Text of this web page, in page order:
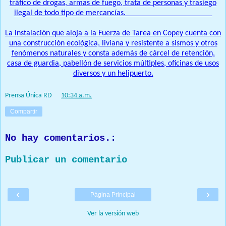
tráfico de drogas, armas de fuego, trata de personas y trasiego
ilegal de todo tipo de mercancías.
La instalación que aloja a la Fuerza de Tarea en Copey cuenta con
una construcción ecológica, liviana y resistente a sismos y otros
fenómenos naturales y consta además de cárcel de retención,
casa de guardia, pabellón de servicios múltiples, oficinas de usos
diversos y un helipuerto.
Prensa Única RD 10:34 a.m.
Compartir
No hay comentarios.:
Publicar un comentario
‹ ›
Página Principal
Ver la versión web